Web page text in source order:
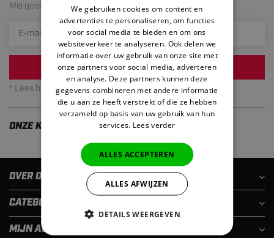
Mis geen enkele actie meer. Maximaal 1 mail per maand.
INSCHRIJVEN
* Lees hier de wettelijke beperkingen
ONZE KLANTEN ZIJN TEVREDEN
OVER ONS
CATEGORIEËN
MIJN ACCOUNT
We gebruiken cookies om content en
advertenties te personaliseren, om functies
voor social media te bieden en om ons
websiteverkeer te analyseren. Ook delen we
informatie over uw gebruik van onze site met
onze partners voor social media, adverteren
en analyse. Deze partners kunnen deze
gegevens combineren met andere informatie
die u aan ze heeft verstrekt of die ze hebben
verzameld op basis van uw gebruik van hun
services. Lees verder
ALLES ACCEPTEREN
ALLES AFWIJZEN
DETAILS WEERGEVEN